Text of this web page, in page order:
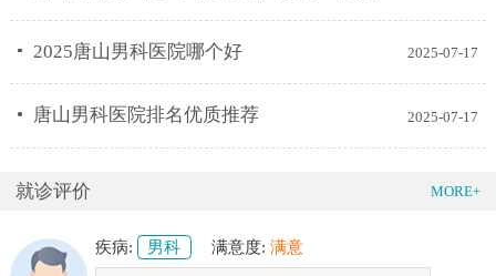
2025-07-17
2025唐山男科医院哪个好
2025-07-17
唐山男科医院排名优质推荐
就诊评价 MORE+
疾病: 男科 满意度: 满意